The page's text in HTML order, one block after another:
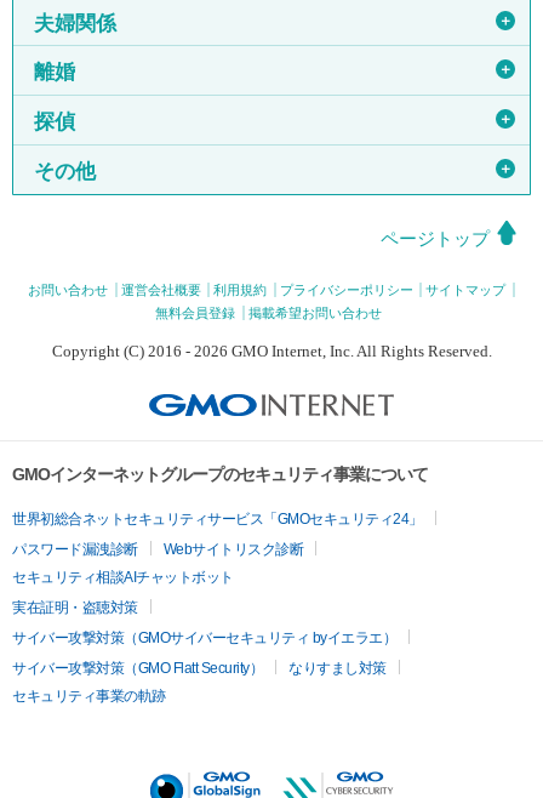
夫婦関係 ＋
離婚 ＋
探偵 ＋
その他 ＋
ページトップ
お問い合わせ 運営会社概要 利用規約 プライバシーポリシー
サイトマップ
無料会員登録
掲載希望お問い合わせ
Copyright (C) 2016 - 2026 GMO Internet, Inc. All Rights Reserved.
GMOインターネットグループのセキュリティ事業について
世界初総合ネットセキュリティサービス「GMOセキュリティ24」
パスワード漏洩診断
Webサイトリスク診断
セキュリティ相談AIチャットボット
実在証明・盗聴対策
サイバー攻撃対策（GMOサイバーセキュリティ byイエラエ）
サイバー攻撃対策（GMO Flatt Security）
なりすまし対策
セキュリティ事業の軌跡